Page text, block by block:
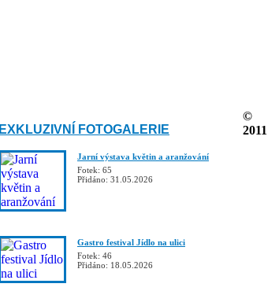
EXKLUZIVNÍ FOTOGALERIE
Jarní výstava květin a aranžování
Fotek: 65
Přidáno: 31.05.2026
Gastro festival Jídlo na ulici
Fotek: 46
Přidáno: 18.05.2026
©
2011